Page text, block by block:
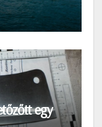
egy